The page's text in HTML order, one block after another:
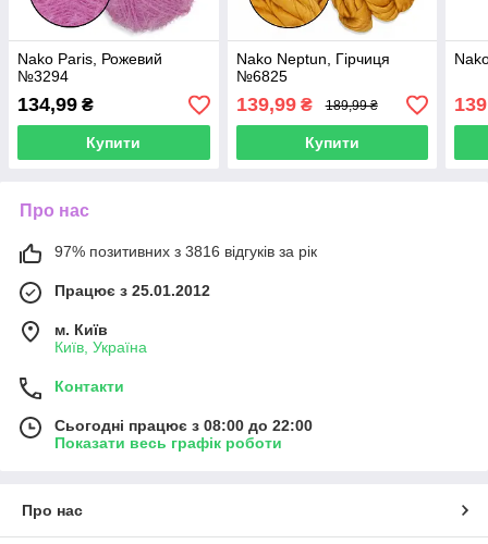
Nako Paris, Рожевий
№3294
134,99 ₴
Купити
Nako Neptun, Гірчиця
№6825
139,99₴ 189,99 ₴
Купити
Про нас
97% позитивних з 3816 відгуків за рік
Працює з 25.01.2012
м. Київ
Київ, Україна
Контакти
Сьогодні працює з 08:00 до 22:00
Показати весь графік роботи
Про нас